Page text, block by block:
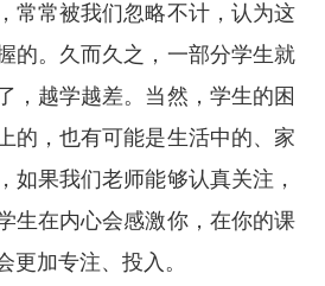
常常被我们忽略不计，认为这
的。久而久之，一部分学生就
，越学越差。当然，学生的困
的，也有可能是生活中的、家
如果我们老师能够认真关注，
生在内心会感激你，在你的课
更加专注、投入。